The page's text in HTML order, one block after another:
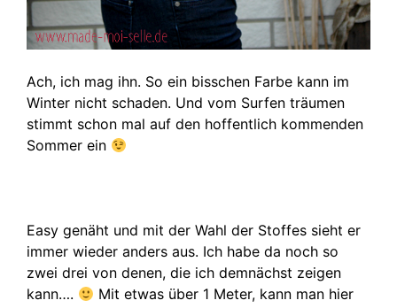
Ach, ich mag ihn. So ein bisschen Farbe kann im
Winter nicht schaden. Und vom Surfen träumen
stimmt schon mal auf den hoffentlich kommenden
Sommer ein
Easy genäht und mit der Wahl der Stoffes sieht er
immer wieder anders aus. Ich habe da noch so
zwei drei von denen, die ich demnächst zeigen
kann….
Mit etwas über 1 Meter, kann man hier